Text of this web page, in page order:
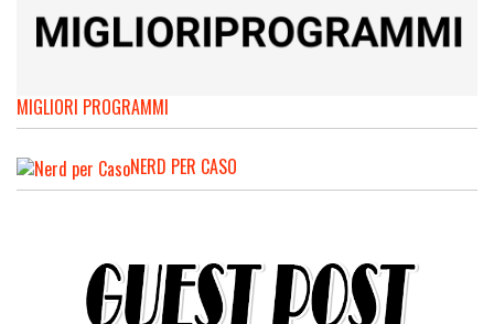
MIGLIORI PROGRAMMI
NERD PER CASO